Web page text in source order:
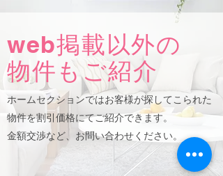
web掲載以外の
​物件もご紹介
ホームセクションではお客様が探してこられた
物件を割引価格にてご紹介できます。
金額交渉など、お問い合わせください。